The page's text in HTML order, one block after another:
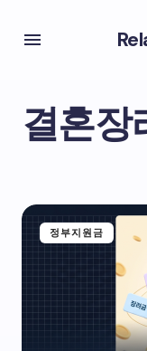
결혼장
정부지원금